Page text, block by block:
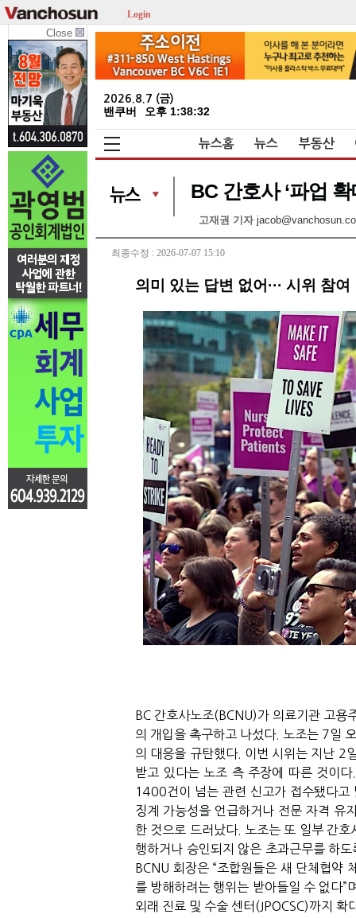
Login
Close
2026.8.7 (금)
밴쿠버 오후 1:38:32
뉴스홈 뉴스 부동산
BC 간호사 ‘파업 확
고재권 기자
최종수정 : 2026-07-07 15:10
의미 있는 답변 없어··· 시위 참
BC 간호사노조(BCNU)가 의료기관 고용
의 개입을 촉구하고 나섰다. 노조는 7일
의 대응을 규탄했다. 이번 시위는 지난 2
받고 있다는 노조 측 주장에 따른 것이
1400건이 넘는 관련 신고가 접수됐다고
징계 가능성을 언급하거나 전문 자격 유
한 것으로 드러났다. 노조는 또 일부 간
행하거나 승인되지 않은 초과근무를 하
BCNU 회장은 “조합원들은 새 단체협약
를 방해하려는 행위는 받아들일 수 없다
외래 진료 및 수술 센터(JPOCSC)까지 확